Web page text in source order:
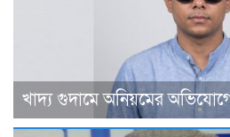
খাদ্য গুদামে অনিয়মের